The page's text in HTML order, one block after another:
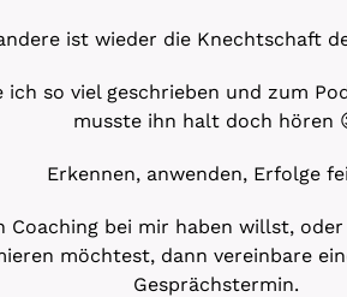
ist wieder die Knechtschaft
ich so viel geschrieben und zum
musste ihn halt doch hören
Erkennen, anwenden, Erfolge
Coaching bei mir haben willst,
möchtest, dann vereinbare
Gesprächstermin.